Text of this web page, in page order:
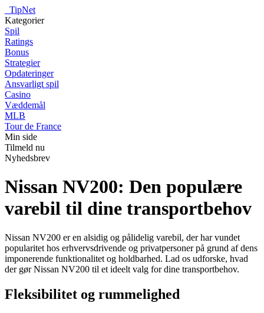
TipNet
Kategorier
Spil
Ratings
Bonus
Strategier
Opdateringer
Ansvarligt spil
Casino
Væddemål
MLB
Tour de France
Min side
Tilmeld nu
Nyhedsbrev
Nissan NV200: Den populære
varebil til dine transportbehov
Nissan NV200 er en alsidig og pålidelig varebil, der har vundet
popularitet hos erhvervsdrivende og privatpersoner på grund af dens
imponerende funktionalitet og holdbarhed. Lad os udforske, hvad
der gør Nissan NV200 til et ideelt valg for dine transportbehov.
Fleksibilitet og rummelighed